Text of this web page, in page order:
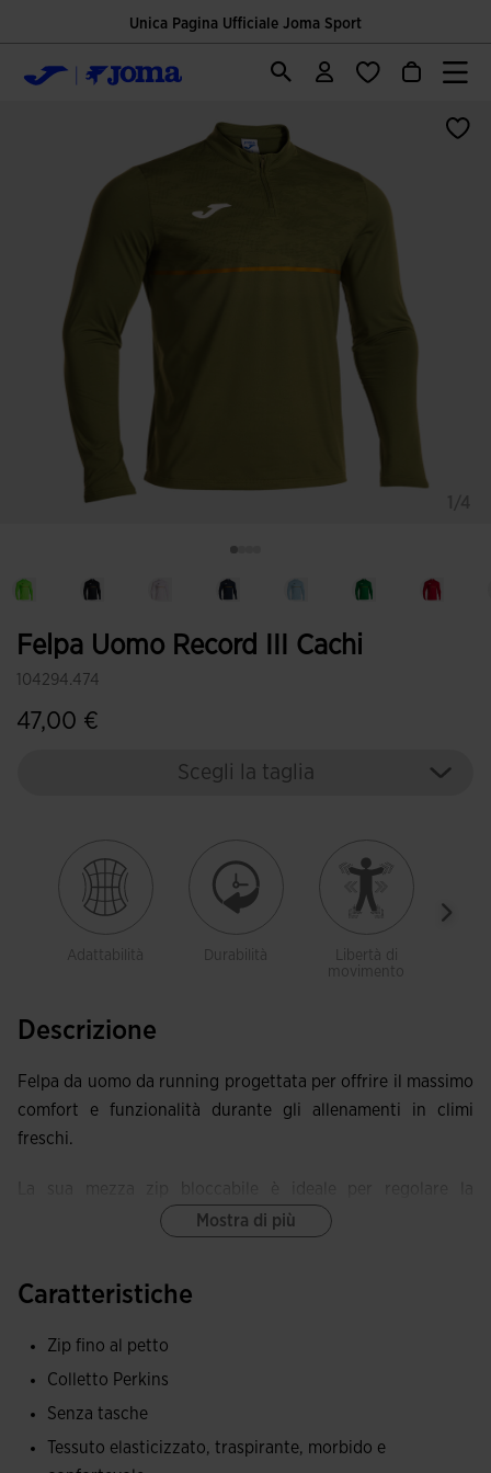
Unica Pagina Ufficiale Joma Sport
Felpa Uomo Record III Cachi
104294.474
47,00 €
Scegli la taglia
Adattabilità Durabilità
Libertà di
movimento
Descrizione
Felpa da uomo da running progettata per offrire il massimo
comfort e funzionalità durante gli allenamenti in climi
freschi.
ventilazione, permettendo al corridore di controllare la
qualsiasi sfregamento o disagio, garantendo un'esperienza
Il design sublimato frontale aggiunge un tocco moderno e
dinamico.
Il tessuto offre una vestibilità elastica che consente una
Mostra di più
Caratteristiche
Zip fino al petto
Colletto Perkins
Senza tasche
Tessuto elasticizzato, traspirante, morbido e